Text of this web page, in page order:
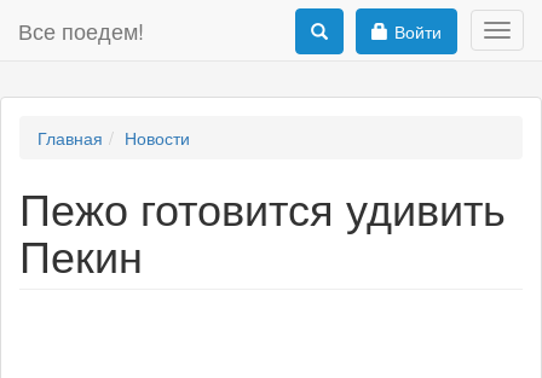
Все поедем! Войти
Главная Новости
Пежо готовится удивить
Пекин